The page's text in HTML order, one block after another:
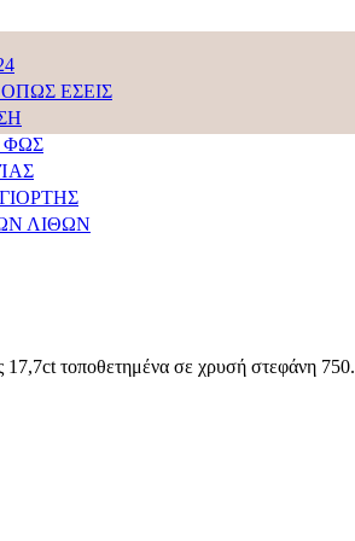
ΕΣΕΙΣ
ΦΩΣ
ΛΙΘΩΝ
17,7ct τοποθετημένα σε χρυσή στεφάνη 750.